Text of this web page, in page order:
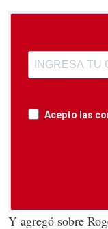
Acepto las
Y agregó sobre